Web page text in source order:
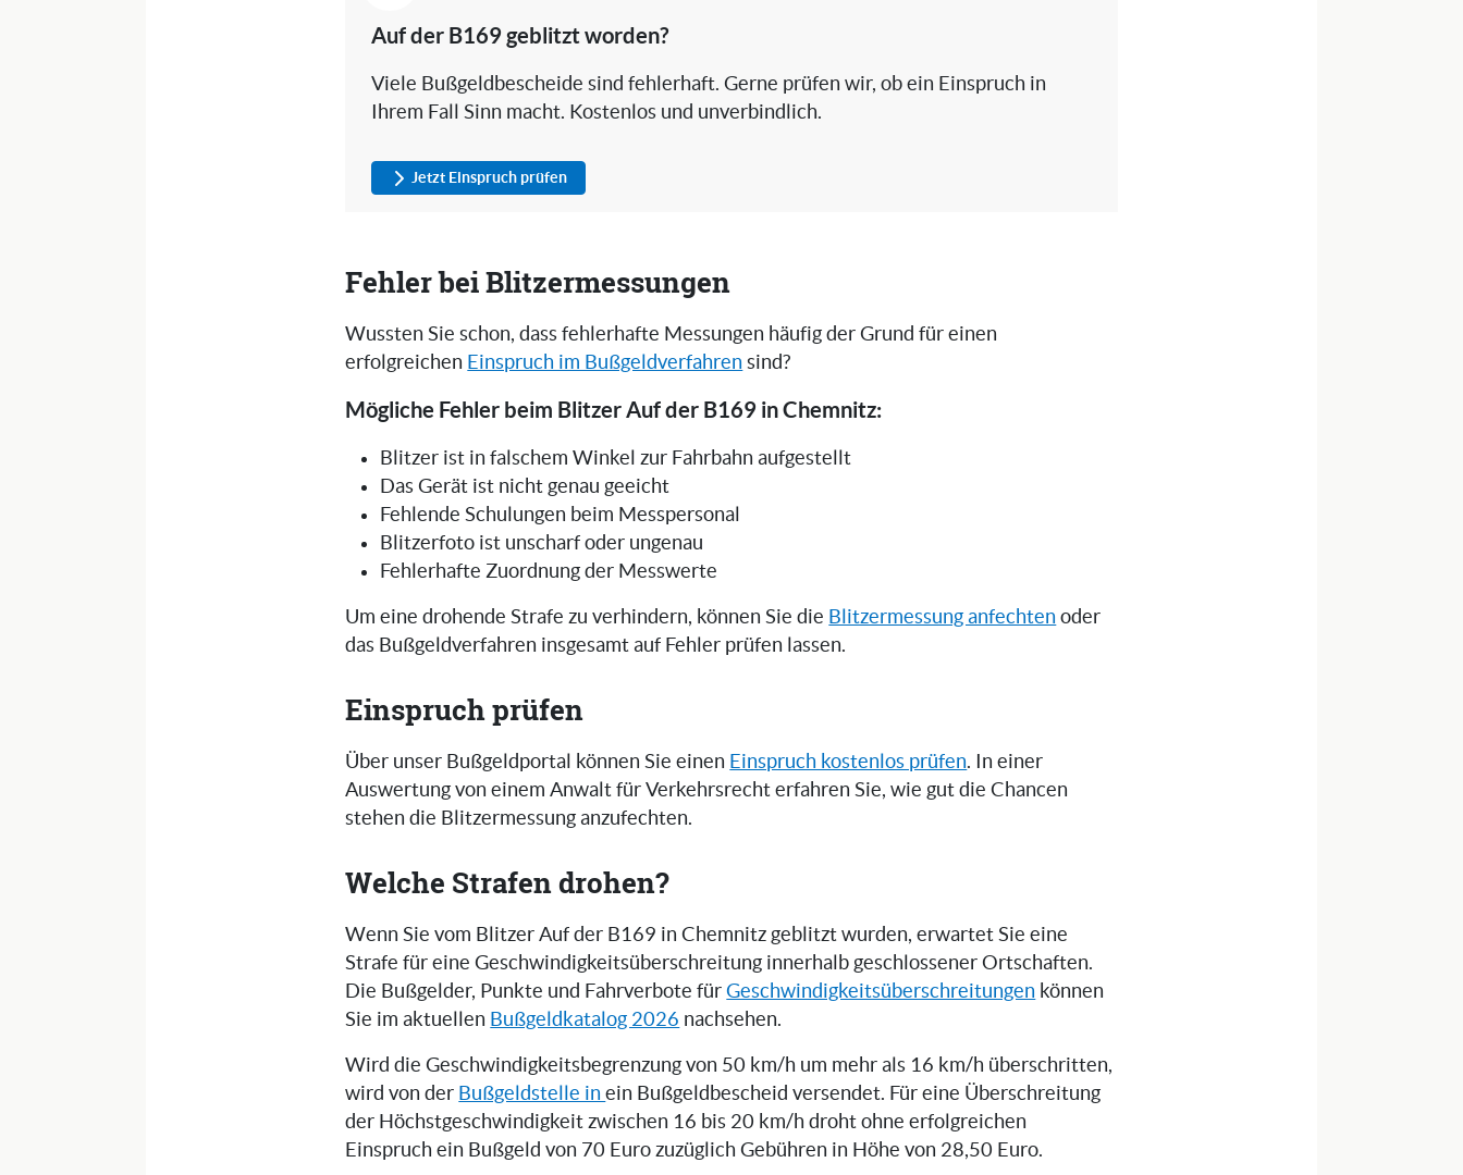
Auf der B169 geblitzt worden?
Viele Bußgeldbescheide sind fehlerhaft. Gerne prüfen wir, ob ein Einspruch in
Ihrem Fall Sinn macht. Kostenlos und unverbindlich.
Jetzt Einspruch prüfen
Fehler bei Blitzermessungen
Wussten Sie schon, dass fehlerhafte Messungen häufig der Grund für einen
erfolgreichen Einspruch im Bußgeldverfahren sind?
Mögliche Fehler beim Blitzer Auf der B169 in Chemnitz:
Blitzer ist in falschem Winkel zur Fahrbahn aufgestellt
Das Gerät ist nicht genau geeicht
Fehlende Schulungen beim Messpersonal
Blitzerfoto ist unscharf oder ungenau
Fehlerhafte Zuordnung der Messwerte
Um eine drohende Strafe zu verhindern, können Sie die Blitzermessung anfechten oder
das Bußgeldverfahren insgesamt auf Fehler prüfen lassen.
Einspruch prüfen
Über unser Bußgeldportal können Sie einen Einspruch kostenlos prüfen. In einer
Auswertung von einem Anwalt für Verkehrsrecht erfahren Sie, wie gut die Chancen
stehen die Blitzermessung anzufechten.
Welche Strafen drohen?
Wenn Sie vom Blitzer Auf der B169 in Chemnitz geblitzt wurden, erwartet Sie eine
Strafe für eine Geschwindigkeitsüberschreitung innerhalb geschlossener Ortschaften.
Die Bußgelder, Punkte und Fahrverbote fürGeschwindigkeitsüberschreitungen können
Sie im aktuellen Bußgeldkatalog 2026 nachsehen.
Wird die Geschwindigkeitsbegrenzung von 50 km/h um mehr als 16 km/h überschritten,
wird von der Bußgeldstelle inein Bußgeldbescheid versendet. Für eine Überschreitung
der Höchstgeschwindigkeit zwischen 16 bis 20 km/h droht ohne erfolgreichen
Einspruch ein Bußgeld von 70 Euro zuzüglich Gebühren in Höhe von 28,50 Euro.